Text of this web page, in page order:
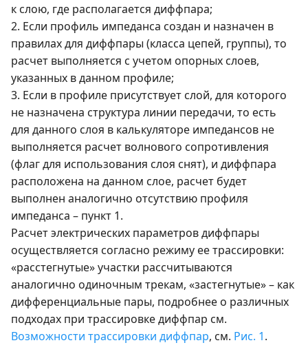
к слою, где располагается диффпара;
2. Если профиль импеданса создан и назначен в
правилах для диффпары (класса цепей, группы), то
расчет выполняется с учетом опорных слоев,
указанных в данном профиле;
3. Если в профиле присутствует слой, для которого
не назначена структура линии передачи, то есть
для данного слоя в калькуляторе импедансов не
выполняется расчет волнового сопротивления
(флаг для использования слоя снят), и диффпара
расположена на данном слое, расчет будет
выполнен аналогично отсутствию профиля
импеданса – пункт 1.
Расчет электрических параметров диффпары
осуществляется согласно режиму ее трассировки:
«расстегнутые» участки рассчитываются
аналогично одиночным трекам, «застегнутые» – как
дифференциальные пары, подробнее о различных
подходах при трассировке диффпар см.
Возможности трассировки диффпар, см. Рис. 1.